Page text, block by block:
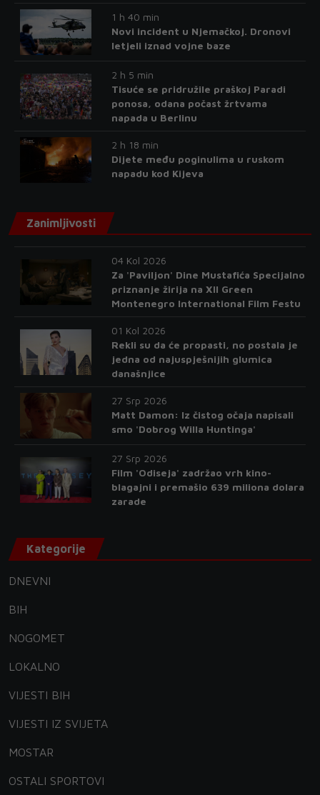
1 h 40 min
Novi incident u Njemačkoj. Dronovi
letjeli iznad vojne baze
2 h 5 min
Tisuće se pridružile praškoj Paradi
ponosa, odana počast žrtvama
napada u Berlinu
2 h 18 min
Dijete među poginulima u ruskom
napadu kod Kijeva
Zanimljivosti
04 Kol 2026
Za 'Paviljon' Dine Mustafića Specijalno
priznanje žirija na XII Green
Montenegro International Film Festu
01 Kol 2026
Rekli su da će propasti, no postala je
jedna od najuspješnijih glumica
današnjice
27 Srp 2026
Matt Damon: Iz čistog očaja napisali
smo 'Dobrog Willa Huntinga'
27 Srp 2026
Film 'Odiseja' zadržao vrh kino-
blagajni i premašio 639 miliona dolara
zarade
Kategorije
DNEVNI
BIH
NOGOMET
LOKALNO
VIJESTI BIH
VIJESTI IZ SVIJETA
MOSTAR
OSTALI SPORTOVI